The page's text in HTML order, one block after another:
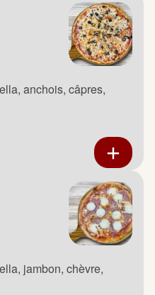
anchois, câpres,
jambon, chèvre,